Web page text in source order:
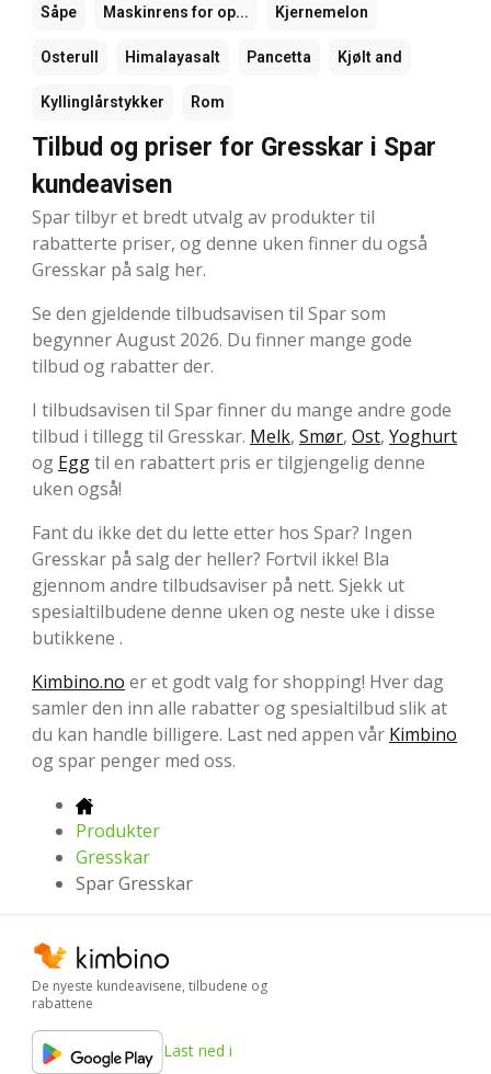
Såpe Maskinrens for op... Kjernemelon
Osterull Himalayasalt Pancetta Kjølt and
Kyllinglårstykker Rom
Tilbud og priser for Gresskar i Spar
kundeavisen
Spar tilbyr et bredt utvalg av produkter til
rabatterte priser, og denne uken finner du også
Gresskar på salg her.
Se den gjeldende tilbudsavisen til Spar som
begynner August 2026. Du finner mange gode
tilbud og rabatter der.
I tilbudsavisen til Spar finner du mange andre gode
tilbud i tillegg til Gresskar. Melk, Smør, Ost, Yoghurt
og Eggtil en rabattert pris er tilgjengelig denne
uken også!
Fant du ikke det du lette etter hos Spar? Ingen
Gresskar på salg der heller? Fortvil ikke! Bla
gjennom andre tilbudsaviser på nett. Sjekk ut
spesialtilbudene denne uken og neste uke i disse
butikkene .
Kimbino.no er et godt valg for shopping! Hver dag
samler den inn alle rabatter og spesialtilbud slik at
du kan handle billigere. Last ned appen vår Kimbino
og spar penger med oss.
Produkter
Gresskar
Spar Gresskar
De nyeste kundeavisene, tilbudene og
rabattene
Last ned i